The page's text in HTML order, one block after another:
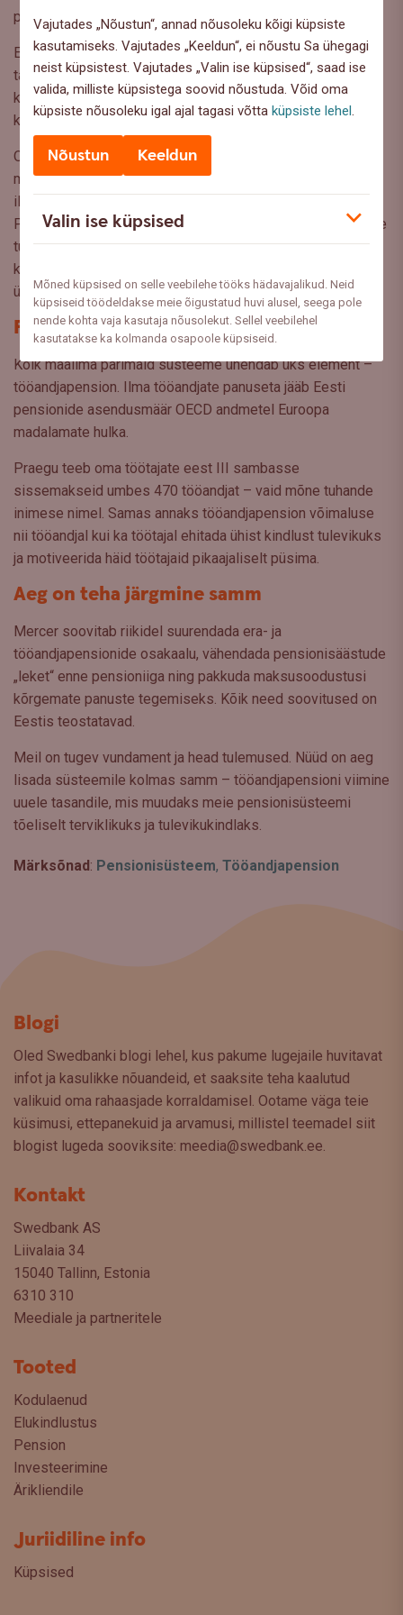
Vajutades „Nõustun“, annad nõusoleku kõigi küpsiste
kasutamiseks. Vajutades „Keeldun“, ei nõustu Sa ühegagi
neist küpsistest. Vajutades „Valin ise küpsised“, saad ise
valida, milliste küpsistega soovid nõustuda. Võid oma
küpsiste nõusoleku igal ajal tagasi võttaküpsiste lehel
Nõustun Keeldun
Valin ise küpsised
Mõned küpsised on selle veebilehe tööks hädavajalikud. Neid
küpsiseid töödeldakse meie õigustatud huvi alusel, seega pole
nende kohta vaja kasutaja nõusolekut. Sellel veebilehel
kasutatakse ka kolmanda osapoole küpsiseid.
panustada majanduse arengusse.
Eestis tegutsevad fondivalitsejad on seda teinud
tasakaalukalt – neljal viiest on juba investeeringuid ka
kohalikule turule, näiteks kinnisvara- ja erakapitalifondide
kaudu ettevõtlusse.
Oluline on, et pensioniraha jääks pikalt investeeritavaks,
mida saab kasutada pikaajaliste projektide rahastamiseks,
ilma et see muutuks poliitilise surve vahendiks.
Pensionifondide ülesanne on endiselt üks: teenida kogujale
tulu ja kindlustada väärikas pension, aga seda nutikalt
kasutades saab tuua laiemat kasu nii riigile kui ka
ühiskonnale.
Puudu on tööandjapension
Kõik maailma parimaid süsteeme ühendab üks element –
tööandjapension. Ilma tööandjate panuseta jääb Eesti
pensionide asendusmäär OECD andmetel Euroopa
madalamate hulka.
Praegu teeb oma töötajate eest III sambasse
sissemakseid umbes 470 tööandjat – vaid mõne tuhande
inimese nimel. Samas annaks tööandjapension võimaluse
nii tööandjal kui ka töötajal ehitada ühist kindlust tulevikuks
ja motiveerida häid töötajaid pikaajaliselt püsima.
Aeg on teha järgmine samm
Mercer soovitab riikidel suurendada era- ja
tööandjapensionide osakaalu, vähendada pensionisäästude
„leket“ enne pensioniiga ning pakkuda maksusoodustusi
kõrgemate panuste tegemiseks. Kõik need soovitused on
Eestis teostatavad.
Meil on tugev vundament ja head tulemused. Nüüd on aeg
lisada süsteemile kolmas samm – tööandjapensioni viimine
uuele tasandile, mis muudaks meie pensionisüsteemi
tõeliselt terviklikuks ja tulevikukindlaks.
Märksõnad: Pensionisüsteem, Tööandjapension
Blogi
Oled Swedbanki blogi lehel, kus pakume lugejaile huvitavat
infot ja kasulikke nõuandeid, et saaksite teha kaalutud
valikuid oma rahaasjade korraldamisel. Ootame väga teie
küsimusi, ettepanekuid ja arvamusi, millistel teemadel siit
blogist lugeda sooviksite: meedia@swedbank.ee.
Kontakt
Swedbank AS
Liivalaia 34
15040 Tallinn, Estonia
6310 310
Meediale ja partneritele
Tooted
Kodulaenud
Elukindlustus
Pension
Investeerimine
Ärikliendile
Juriidiline info
Küpsised